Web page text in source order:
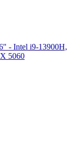
- Intel i9-13900H,
5060